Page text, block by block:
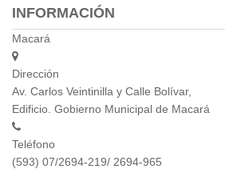
INFORMACIÓN
Macará
Dirección
Av. Carlos Veintinilla y Calle Bolívar,
Edificio. Gobierno Municipal de Macará
Teléfono
(593) 07/2694-219/ 2694-965